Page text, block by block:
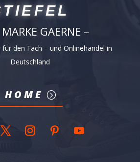
GAERNE –
den Fach – und Onlinehandel in
Deutschland
HOME